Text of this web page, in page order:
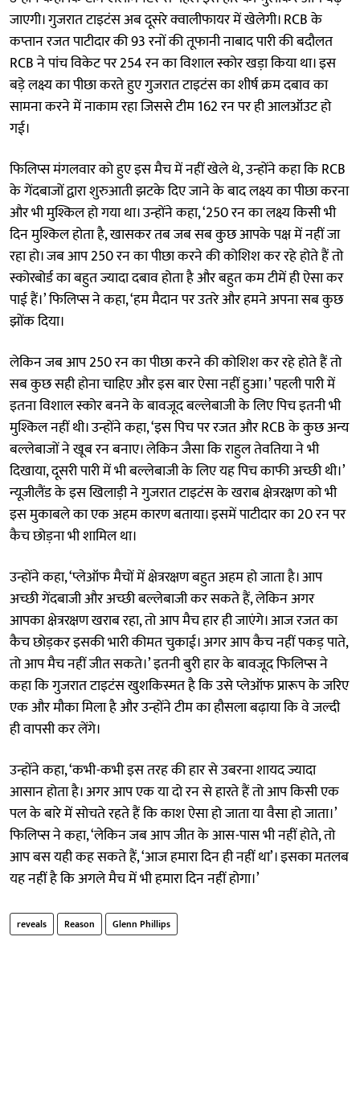
जाएगी। गुजरात टाइटंस अब दूसरे क्वालीफायर में खेलेगी। RCB के
कप्तान रजत पाटीदार की 93 रनों की तूफानी नाबाद पारी की बदौलत
RCB ने पांच विकेट पर 254 रन का विशाल स्कोर खड़ा किया था। इस
बड़े लक्ष्य का पीछा करते हुए गुजरात टाइटंस का शीर्ष क्रम दबाव का
सामना करने में नाकाम रहा जिससे टीम 162 रन पर ही आलऑउट हो
गई।
फिलिप्स मंगलवार को हुए इस मैच में नहीं खेले थे, उन्होंने कहा कि RCB
के गेंदबाजों द्वारा शुरुआती झटके दिए जाने के बाद लक्ष्य का पीछा करना
और भी मुश्किल हो गया था। उन्होंने कहा, ‘250 रन का लक्ष्य किसी भी
दिन मुश्किल होता है, खासकर तब जब सब कुछ आपके पक्ष में नहीं जा
रहा हो। जब आप 250 रन का पीछा करने की कोशिश कर रहे होते हैं तो
स्कोरबोर्ड का बहुत ज्यादा दबाव होता है और बहुत कम टीमें ही ऐसा कर
पाई हैं।’ फिलिप्स ने कहा, ‘हम मैदान पर उतरे और हमने अपना सब कुछ
झोंक दिया।
लेकिन जब आप 250 रन का पीछा करने की कोशिश कर रहे होते हैं तो
सब कुछ सही होना चाहिए और इस बार ऐसा नहीं हुआ।’ पहली पारी में
इतना विशाल स्कोर बनने के बावजूद बल्लेबाजी के लिए पिच इतनी भी
मुश्किल नहीं थी। उन्होंने कहा, ‘इस पिच पर रजत और RCB के कुछ अन्य
बल्लेबाजों ने खूब रन बनाए। लेकिन जैसा कि राहुल तेवतिया ने भी
दिखाया, दूसरी पारी में भी बल्लेबाजी के लिए यह पिच काफी अच्छी थी।’
न्यूजीलैंड के इस खिलाड़ी ने गुजरात टाइटंस के खराब क्षेत्ररक्षण को भी
इस मुकाबले का एक अहम कारण बताया। इसमें पाटीदार का 20 रन पर
कैच छोड़ना भी शामिल था।
उन्होंने कहा, ‘प्लेऑफ मैचों में क्षेत्ररक्षण बहुत अहम हो जाता है। आप
अच्छी गेंदबाजी और अच्छी बल्लेबाजी कर सकते हैं, लेकिन अगर
आपका क्षेत्ररक्षण खराब रहा, तो आप मैच हार ही जाएंगे। आज रजत का
कैच छोड़कर इसकी भारी कीमत चुकाई। अगर आप कैच नहीं पकड़ पाते,
तो आप मैच नहीं जीत सकते।’ इतनी बुरी हार के बावजूद फिलिप्स ने
कहा कि गुजरात टाइटंस खुशकिस्मत है कि उसे प्लेऑफ प्रारूप के जरिए
एक और मौका मिला है और उन्होंने टीम का हौसला बढ़ाया कि वे जल्दी
ही वापसी कर लेंगे।
उन्होंने कहा, ‘कभी-कभी इस तरह की हार से उबरना शायद ज्यादा
आसान होता है। अगर आप एक या दो रन से हारते हैं तो आप किसी एक
पल के बारे में सोचते रहते हैं कि काश ऐसा हो जाता या वैसा हो जाता।’
फिलिप्स ने कहा, ‘लेकिन जब आप जीत के आस-पास भी नहीं होते, तो
आप बस यही कह सकते हैं, ‘आज हमारा दिन ही नहीं था’। इसका मतलब
यह नहीं है कि अगले मैच में भी हमारा दिन नहीं होगा।’
reveals Reason Glenn Phillips